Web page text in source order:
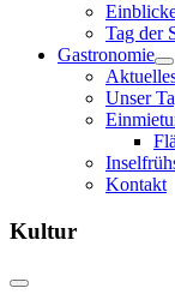
Tag der
Gastronomie
Unser
Kontakt
Kultur